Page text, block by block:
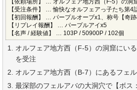
【依頼場所】 … オルフェア地方西（F-5）の洞
【受注条件】 … 愉快なオルフェアっ子たち第4
【初回報酬】 … パープルオーブx1、称号【奇跡
【リプレイ報酬】 … パープルアイx5
【名声 / 経験値】 … 103P / 50900P / 102個
オルフェア地方西（F-5）の洞窟にい
を受注
オルフェア地方西（B-7）にあるフェ
最深部のフェルアバの大洞穴で【ボス